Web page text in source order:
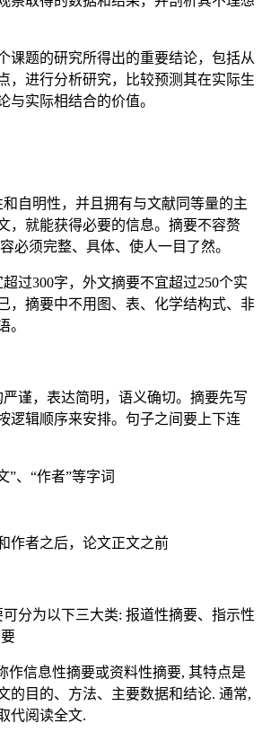
课题的研究所得出的重要结论，包括从
，进行分析研究，比较预测其在实际生
与实际相结合的价值。
自明性，并且拥有与文献同等量的主
，就能获得必要的信息。摘要不容赘
必须完整、具体、使人一目了然。
过300字，外文摘要不宜超过250个实
，摘要中不用图、表、化学结构式、非
。
谨，表达简明，语义确切。摘要先写
逻辑顺序来安排。句子之间要上下连
”、“作者”等字词
作者之后，论文正文之前
分为以下三大类: 报道性摘要、指示性
作信息性摘要或资料性摘要, 其特点是
的目的、方法、主要数据和结论. 通常,
代阅读全文.